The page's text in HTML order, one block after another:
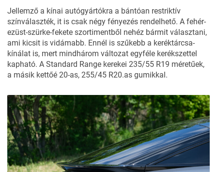
Jellemző a kínai autógyártókra a bántóan restriktív
színválaszték, it is csak négy fényezés rendelhető. A fehér-
ezüst-szürke-fekete szortimentből nehéz bármit választani,
ami kicsit is vidámabb. Ennél is szűkebb a keréktárcsa-
kínálat is, mert mindhárom változat egyféle kerékszettel
kapható. A Standard Range kerekei 235/55 R19 méretűek,
a másik kettőé 20-as, 255/45 R20.as gumikkal.